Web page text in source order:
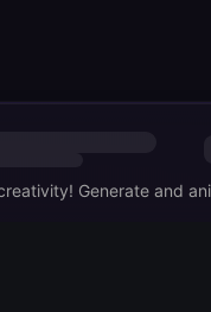
Generate and